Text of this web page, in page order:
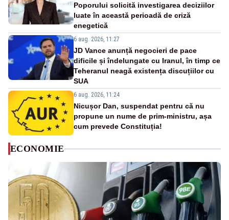
Poporului solicită investigarea deciziilor
luate în această perioadă de criză
enegetică
6 aug. 2026, 11:27
JD Vance anunță negocieri de pace
dificile și îndelungate cu Iranul, în timp ce
Teheranul neagă existența discuțiilor cu
SUA
6 aug. 2026, 11:24
Nicușor Dan, suspendat pentru că nu
propune un nume de prim-ministru, așa
cum prevede Constituția!
ECONOMIE